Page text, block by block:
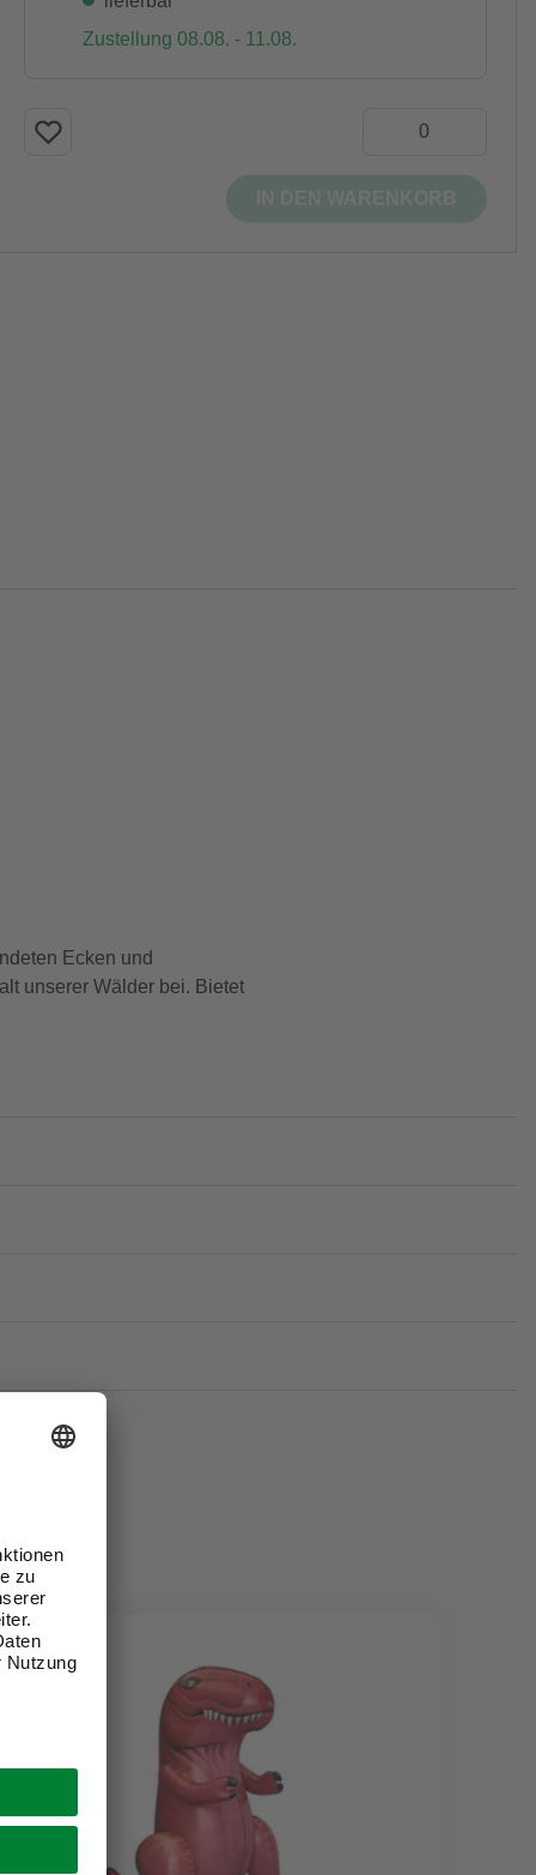
Zustellung 08.08. - 11.08.
Ecken und
unserer Wälder bei. Bietet